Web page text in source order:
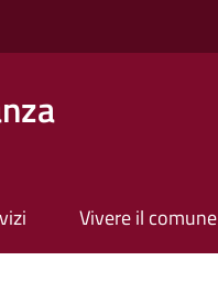
Vivere il comune